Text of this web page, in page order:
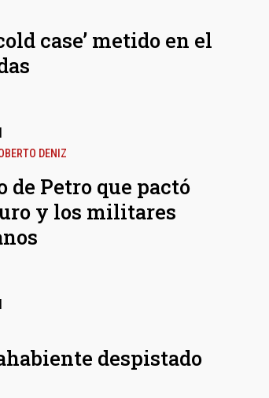
case’ metido en el
DENIZ
de Petro que pactó
y los militares
despistado